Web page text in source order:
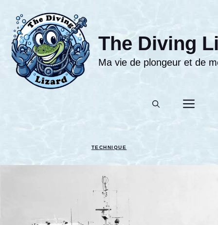
contenu
The Diving
Ma vie de plongeur et de
TECHNIQUE